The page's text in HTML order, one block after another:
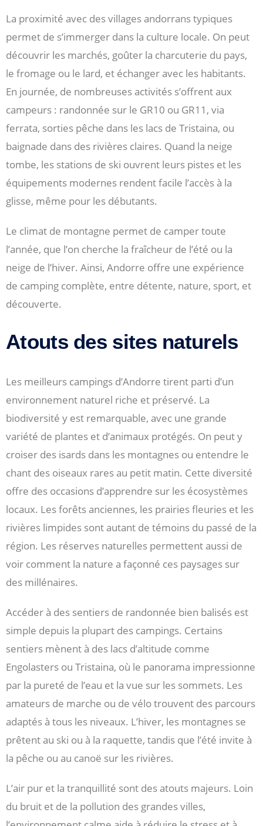
La proximité avec des villages andorrans typiques
permet de s’immerger dans la culture locale. On peut
découvrir les marchés, goûter la charcuterie du pays,
le fromage ou le lard, et échanger avec les habitants.
En journée, de nombreuses activités s’offrent aux
campeurs : randonnée sur le GR10 ou GR11, via
ferrata, sorties pêche dans les lacs de Tristaina, ou
baignade dans des rivières claires. Quand la neige
tombe, les stations de ski ouvrent leurs pistes et les
équipements modernes rendent facile l’accès à la
glisse, même pour les débutants.
Le climat de montagne permet de camper toute
l’année, que l’on cherche la fraîcheur de l’été ou la
neige de l’hiver. Ainsi, Andorre offre une expérience
de camping complète, entre détente, nature, sport, et
découverte.
Atouts des sites naturels
Les meilleurs campings d’Andorre tirent parti d’un
environnement naturel riche et préservé. La
biodiversité y est remarquable, avec une grande
variété de plantes et d’animaux protégés. On peut y
croiser des isards dans les montagnes ou entendre le
chant des oiseaux rares au petit matin. Cette diversité
offre des occasions d’apprendre sur les écosystèmes
locaux. Les forêts anciennes, les prairies fleuries et les
rivières limpides sont autant de témoins du passé de la
région. Les réserves naturelles permettent aussi de
voir comment la nature a façonné ces paysages sur
des millénaires.
Accéder à des sentiers de randonnée bien balisés est
simple depuis la plupart des campings. Certains
sentiers mènent à des lacs d’altitude comme
Engolasters ou Tristaina, où le panorama impressionne
par la pureté de l’eau et la vue sur les sommets. Les
amateurs de marche ou de vélo trouvent des parcours
adaptés à tous les niveaux. L’hiver, les montagnes se
prêtent au ski ou à la raquette, tandis que l’été invite à
la pêche ou au canoë sur les rivières.
L’air pur et la tranquillité sont des atouts majeurs. Loin
du bruit et de la pollution des grandes villes,